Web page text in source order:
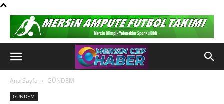
Ana Sayfa GÜNDEM
GÜNDEM